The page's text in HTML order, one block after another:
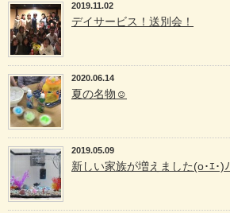
2019.11.02
デイサービス！送別会！
2020.06.14
夏の名物☺
2019.05.09
新しい家族が増えました(o･ｴ･)ﾉ